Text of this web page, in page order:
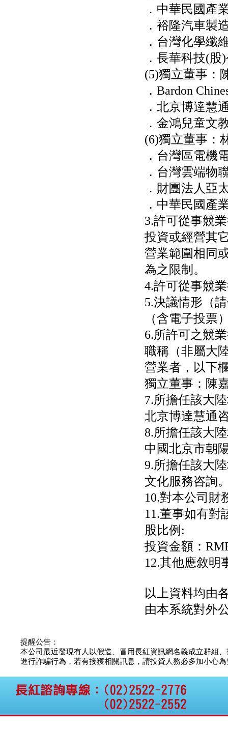
．中華民國產
．裕隆汽車製
．台灣化學纖
．長華科技(
(5)獨立董事：
．Bardon
．北京博達慧
．金鴻兒童文
(6)獨立董事：
．台灣區電機
．台灣雲端物
．財團法人亞
．中華民國產
3.許可從事競
投資或經營其
營業範圍相同
為之限制。
4.許可從事競
5.決議情形（
（含電子投票
6.所許可之競
職稱（非屬大
營業者，以下
獨立董事：陳
7.所擔任該大
北京博達慧通
8.所擔任該大
中國北京市朝
9.所擔任該大
文化服務咨詢
10.對本公司財
11.董事如有對
股比例:
投資金額：
12.其他應敘明
以上資料均由
由本系統對外
提醒公告：
本公司最近發現有人以假造、冒用長紅資訊網名義成立群組
進行詐騙行為，若有接獲相關訊息，請投資人務必多加小心